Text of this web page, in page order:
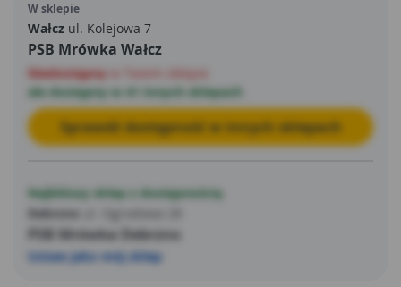
warunków przy domu, na działce czy w sadzie. Zbiór
owoców przypada na okres VII–VIII, co świetnie
uzupełnia letni kalendarz domowych przetworów i
deserów.
W sklepie
Wałcz ul. Kolejowa 7
PSB Mrówka Wałcz
Niedostępny
ale dostępny w 41 innych sklepach
Sprawdź dostępność w innych sklepach
Najbliższy sklep z dostępnością
Debrzno
PSB Mrówka Debrzno
Ustaw jako mój sklep